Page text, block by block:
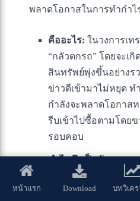
พลาดโอกาสในการทำกำไ
คืออะไร: ในวงการเท
“กลัวตกรถ” โดยจะเ
สินทรัพย์พุ่งขึ้นอย่างร
ข่าวดีเข้ามาไม่หยุด ท
กำลังจะพลาดโอกาส
รีบเข้าไปซื้อตามโดย
รอบคอบ
ทำไมถึงเป็นอันตราย:
จิตวิทยาที่อันตรายอย่า
เนื่องจาก:
หน้าแรก Download บทวิเค